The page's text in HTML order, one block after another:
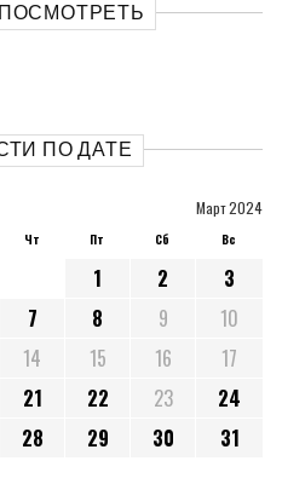
ПО ДАТЕ
Март 2024
Чт Пт Сб Вс
1 2
3
7 8 9
10
14 15 16
17
21 22 23
24
28 29 30
31